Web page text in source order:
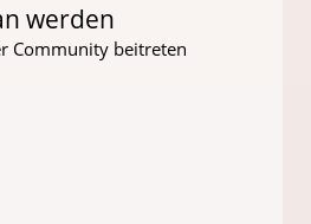
werden
Community beitreten